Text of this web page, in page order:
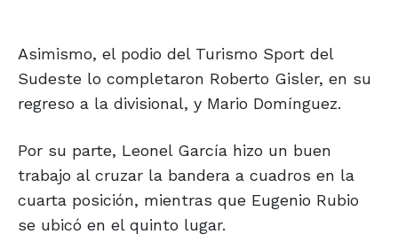
Asimismo, el podio del Turismo Sport del
Sudeste lo completaron Roberto Gisler, en su
regreso a la divisional, y Mario Domínguez.
Por su parte, Leonel García hizo un buen
trabajo al cruzar la bandera a cuadros en la
cuarta posición, mientras que Eugenio Rubio
se ubicó en el quinto lugar.